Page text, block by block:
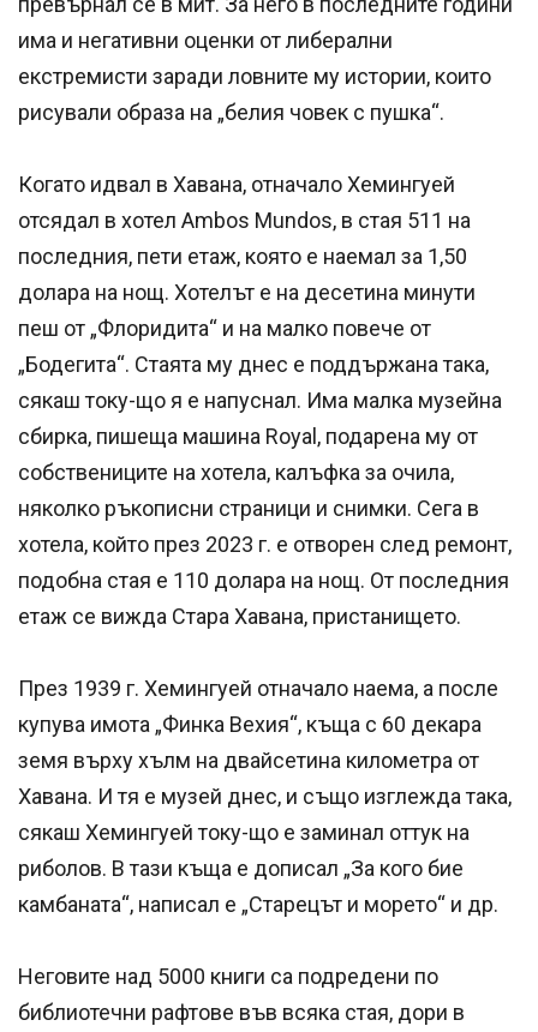
има и негативни оценки от либерални
екстремисти заради ловните му истории, които
рисували образа на „белия човек с пушка“.
Когато идвал в Хавана, отначало Хемингуей
отсядал в хотел Ambos Mundos, в стая 511 на
последния, пети етаж, която е наемал за 1,50
долара на нощ. Хотелът е на десетина минути
пеш от „Флоридита“ и на малко повече от
„Бодегита“. Стаята му днес е поддържана така,
сякаш току-що я е напуснал. Има малка музейна
сбирка, пишеща машина Royal, подарена му от
собствениците на хотела, калъфка за очила,
няколко ръкописни страници и снимки. Сега в
хотела, който през 2023 г. е отворен след ремонт,
подобна стая е 110 долара на нощ. От последния
етаж се вижда Стара Хавана, пристанището.
През 1939 г. Хемингуей отначало наема, а после
купува имота „Финка Вехия“, къща с 60 декара
земя върху хълм на двайсетина километра от
Хавана. И тя е музей днес, и също изглежда така,
сякаш Хемингуей току-що е заминал оттук на
риболов. В тази къща е дописал „За кого бие
камбаната“, написал е „Старецът и морето“ и др.
Неговите над 5000 книги са подредени по
библиотечни рафтове във всяка стая, дори в